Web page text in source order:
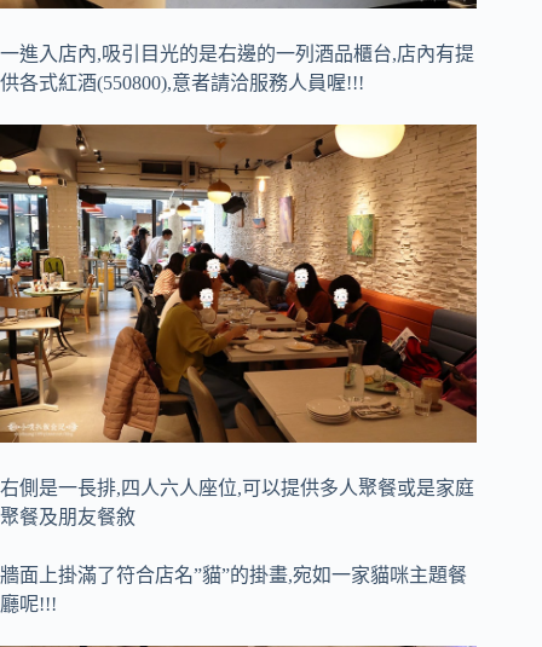
一進入店內,吸引目光的是右邊的一列酒品櫃台,店內有提
供各式紅酒(550800),意者請洽服務人員喔!!!
右側是一長排,四人六人座位,可以提供多人聚餐或是家庭
聚餐及朋友餐敘
牆面上掛滿了符合店名”貓”的掛畫,宛如一家貓咪主題餐
廳呢!!!